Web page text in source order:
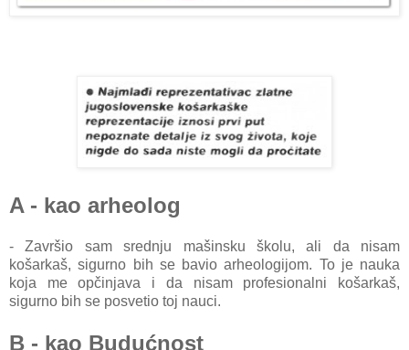
A - kao arheolog
- Završio sam srednju mašinsku školu, ali da nisam
košarkaš, sigurno bih se bavio arheologijom. To je nauka
koja me opčinjava i da nisam profesionalni košarkaš,
sigurno bih se posvetio toj nauci.
B - kao Budućnost